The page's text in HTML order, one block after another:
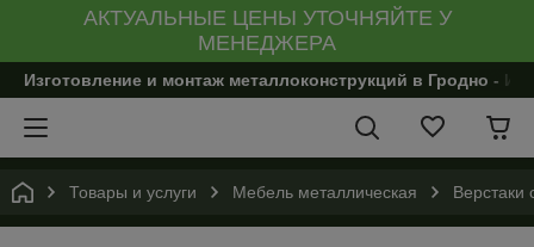
АКТУАЛЬНЫЕ ЦЕНЫ УТОЧНЯЙТЕ У
МЕНЕДЖЕРА
Изготовление и монтаж металлоконструкций в Гродно -
Товары и услуги Мебель металлическая Верстаки